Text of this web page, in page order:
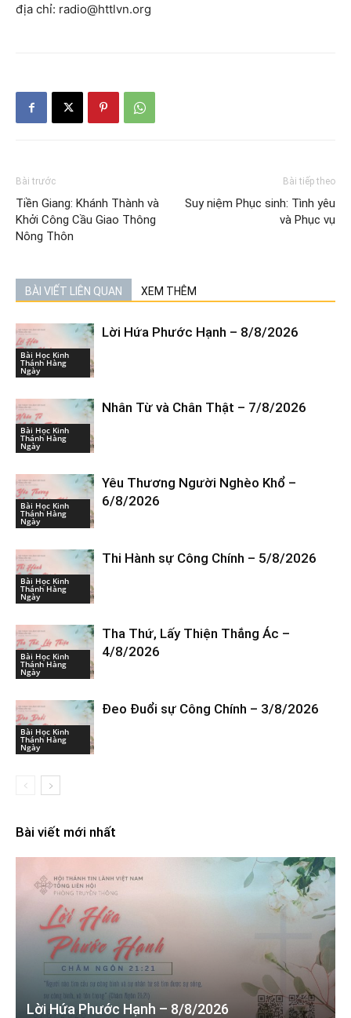
địa chỉ: radio@httlvn.org
Bài trước
Tiền Giang: Khánh Thành và
Khởi Công Cầu Giao Thông
Nông Thôn
Bài tiếp theo
Suy niệm Phục sinh: Tình yêu
và Phục vụ
BÀI VIẾT LIÊN QUAN XEM THÊM
Bài Học Kinh
Thánh Hàng
Ngày
Lời Hứa Phước Hạnh – 8/8/2026
Bài Học Kinh
Thánh Hàng
Ngày
Nhân Từ và Chân Thật – 7/8/2026
Bài Học Kinh
Thánh Hàng
Ngày
Yêu Thương Người Nghèo Khổ –
6/8/2026
Bài Học Kinh
Thánh Hàng
Ngày
Thi Hành sự Công Chính – 5/8/2026
Bài Học Kinh
Thánh Hàng
Ngày
Tha Thứ, Lấy Thiện Thắng Ác –
4/8/2026
Bài Học Kinh
Thánh Hàng
Ngày
Đeo Đuổi sự Công Chính – 3/8/2026
Bài viết mới nhất
Lời Hứa Phước Hạnh – 8/8/2026